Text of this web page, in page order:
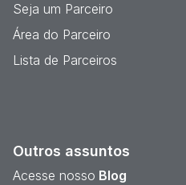
Seja um Parceiro
Área do Parceiro
Lista de Parceiros
Outros assuntos
Acesse nosso Blog